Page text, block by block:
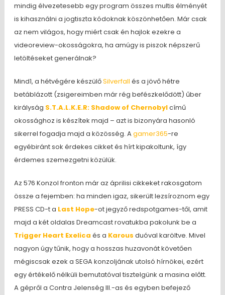
mindig élvezetesebb egy program összes multis élményét
is kihasználni a jogtiszta kódoknak köszönhetően. Már csak
az nem világos, hogy miért csak én hajlok ezekre a
videoreview-okosságokra, ha amúgy is piszok népszerű
letöltéseket generálnak?
Mind1, a hétvégére készülőSilverfall és a jövő hétre
betáblázott (zsigereimben már rég befészkelődött) űber
királyság S.T.A.L.K.E.R: Shadow of Chernobylcímű
okossághoz is készítek majd – azt is bizonyára hasonló
sikerrel fogadja majd a közösség. Agamer365-re
egyébiránt sok érdekes cikket és hírt kipakoltunk, így
érdemes szemezgetni közülük.
Az 576 Konzol fronton már az áprilisi cikkeket rakosgatom
össze a fejemben: ha minden igaz, sikerült lezsíroznom egy
PRESS CD-t a Last Hope-ot jegyző redspotgames-től, amit
majd a két oldalas Dreamcast rovatukba pakolunk be a
Trigger Heart Exelica és a Karous duóval karöltve. Mivel
nagyon úgy tűnik, hogy a hosszas huzavonát követően
mégiscsak ezek a SEGA konzoljának utolsó hírnökei, ezért
egy értékelő nélküli bemutatóval tisztelgünk a masina előtt.
A gépről a Contra Jelenség III.-as és egyben befejező